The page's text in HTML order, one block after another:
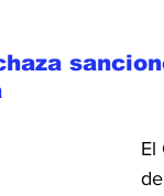
El